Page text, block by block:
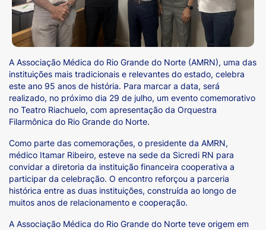
A Associação Médica do Rio Grande do Norte (AMRN), uma das
instituições mais tradicionais e relevantes do estado, celebra
este ano 95 anos de história. Para marcar a data, será
realizado, no próximo dia 29 de julho, um evento comemorativo
no Teatro Riachuelo, com apresentação da Orquestra
Filarmônica do Rio Grande do Norte.
Como parte das comemorações, o presidente da AMRN,
médico Itamar Ribeiro, esteve na sede da Sicredi RN para
convidar a diretoria da instituição financeira cooperativa a
participar da celebração. O encontro reforçou a parceria
histórica entre as duas instituições, construída ao longo de
muitos anos de relacionamento e cooperação.
A Associação Médica do Rio Grande do Norte teve origem em